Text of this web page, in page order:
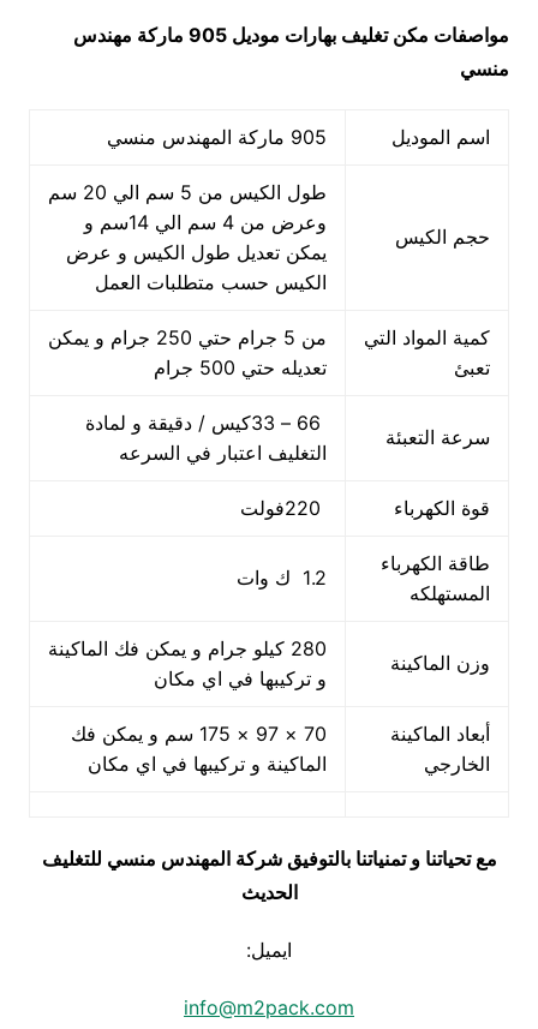
مواصفات مكن تغليف بهارات
موديل 905 ماركة مهندس
منسي
اسم الموديل 905 ماركة المهندس منسي
حجم الكيس
طول الكيس من 5 سم الي 20 سم
وعرض من 4 سم الي 14سم و
يمكن تعديل طول الكيس و عرض
الكيس حسب متطلبات العمل
كمية المواد التي
تعبئ
من 5 جرام حتي 250 جرام و يمكن
تعديله حتي 500 جرام
سرعة التعبئة
66 – 33كيس / دقيقة و لمادة
التغليف اعتبار في السرعه
قوة الكهرباء
طاقة الكهرباء
المستهلكه
1.2 ك وات
وزن الماكينة
280 كيلو جرام و يمكن فك الماكينة
و تركيبها في اي مكان
أبعاد الماكينة
الخارجي
70 × 97 × 175 سم و يمكن فك
الماكينة و تركيبها في اي مكان
مع تحياتنا و تمنياتنا بالتوفيق شركة المهندس منسي للتغليف
الحديث
ايميل:
info@m2pack.com